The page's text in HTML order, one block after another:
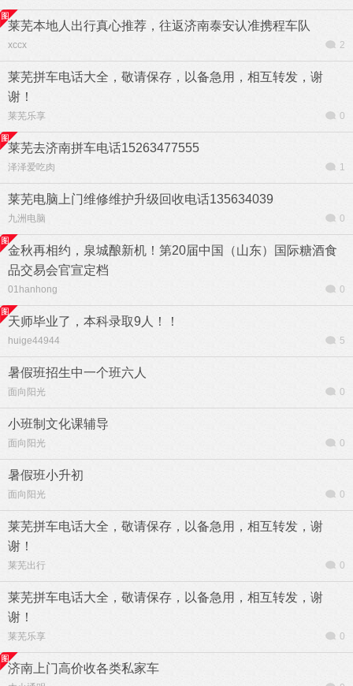
莱芜本地人出行真心推荐，往返济南泰安认准携程车队
xccx 2
莱芜拼车电话大全，敬请保存，以备急用，相互转发，谢
谢！
莱芜乐享 0
莱芜去济南拼车电话15263477555
泽泽爱吃肉 1
莱芜电脑上门维修维护升级回收电话135634039
九洲电脑 0
金秋再相约，泉城酿新机！第20届中国（山东）国际糖酒食
品交易会官宣定档
01hanhong 0
天师毕业了，本科录取9人！！
huige44944 5
暑假班招生中一个班六人
面向阳光 0
小班制文化课辅导
面向阳光 0
暑假班小升初
面向阳光 0
莱芜拼车电话大全，敬请保存，以备急用，相互转发，谢
谢！
莱芜出行 0
莱芜拼车电话大全，敬请保存，以备急用，相互转发，谢
谢！
莱芜乐享 0
济南上门高价收各类私家车